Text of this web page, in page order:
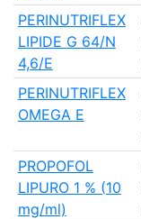
PERINUTRIFLEX
LIPIDE G 64/N
4,6/E
PERINUTRIFLEX
OMEGA E
PROPOFOL
LIPURO 1 % (10
mg/ml)